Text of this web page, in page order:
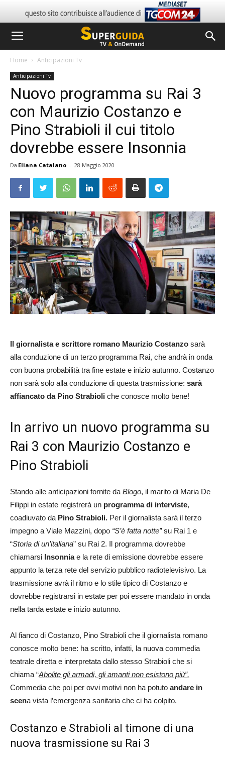
Home Anticipazioni Tv
Anticipazioni Tv
Nuovo programma su Rai 3
con Maurizio Costanzo e
Pino Strabioli il cui titolo
dovrebbe essere Insonnia
Da Eliana Catalano - 28 Maggio 2020
Il giornalista e scrittore romano Maurizio Costanzo sarà
alla conduzione di un terzo programma Rai, che andrà in onda
con buona probabilità tra fine estate e inizio autunno. Costanzo
non sarà solo alla conduzione di questa trasmissione: sarà
affiancato da Pino Strabioli che conosce molto bene!
In arrivo un nuovo programma su
Rai 3 con Maurizio Costanzo e
Pino Strabioli
Stando alle anticipazioni fornite da Blogo, il marito di Maria De
Filippi in estate registrerà un programma di interviste,
coadiuvato da Pino Strabioli. Per il giornalista sarà il terzo
impegno a Viale Mazzini, dopo “S’è fatta notte”su Rai 1 e
“Storia di un’italiana” su Rai 2. Il programma dovrebbe
chiamarsi Insonniae la rete di emissione dovrebbe essere
appunto la terza rete del servizio pubblico radiotelevisivo. La
trasmissione avrà il ritmo e lo stile tipico di Costanzo e
dovrebbe registrarsi in estate per poi essere mandato in onda
nella tarda estate e inizio autunno.
Al fianco di Costanzo, Pino Strabioli che il giornalista romano
conosce molto bene: ha scritto, infatti, la nuova commedia
teatrale diretta e interpretata dallo stesso Strabioli che si
chiama “Abolite gli armadi, gli amanti non esistono più”.
Commedia che poi per ovvi motivi non ha potuto andare in
scena vista l’emergenza sanitaria che ci ha colpito.
Costanzo e Strabioli al timone di una
nuova trasmissione su Rai 3